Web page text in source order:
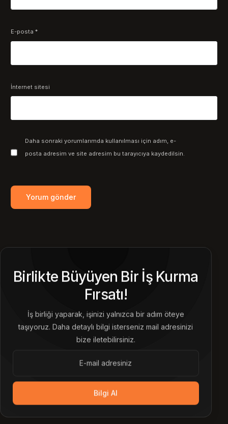
E-posta*
İnternet sitesi
Daha sonraki yorumlarımda kullanılması için adım, e-
posta adresim ve site adresim bu tarayıcıya kaydedilsin.
Birlikte Büyüyen Bir İş Kurma
Fırsatı!
İş birliği yaparak, işinizi yalnızca bir adım öteye
taşıyoruz. Daha detaylı bilgi isterseniz mail adresinizi
bize iletebilirsiniz.
Bilgi Al